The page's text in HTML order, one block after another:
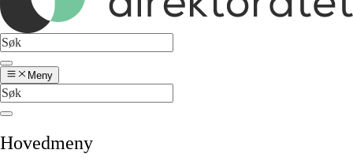
Meny
Hovedmeny